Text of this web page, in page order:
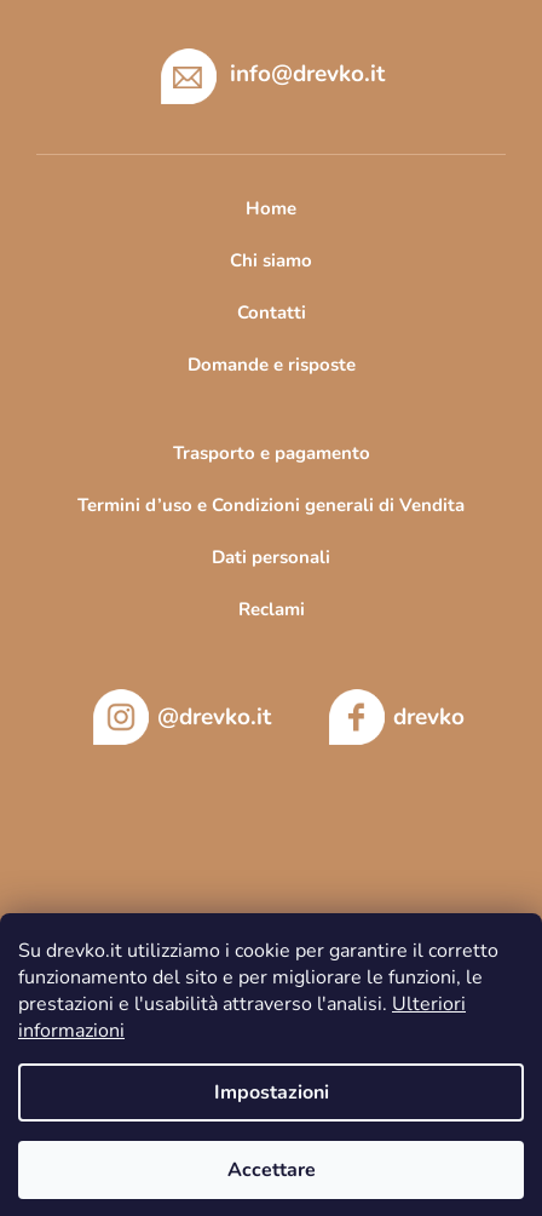
Su drevko.it utilizziamo i cookie per garantire il corretto
funzionamento del sito e per migliorare le funzioni, le
prestazioni e l'usabilità attraverso l'analisi. Ulteriori
informazioni
Impostazioni
Accettare
info@drevko.it
Home
Chi siamo
Contatti
Domande e risposte
Trasporto e pagamento
Termini d’uso e Condizioni generali di Vendita
Dati personali
Reclami
@drevko.it drevko
Creato da Shoptet